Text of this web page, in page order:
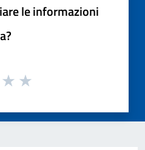
le informazioni